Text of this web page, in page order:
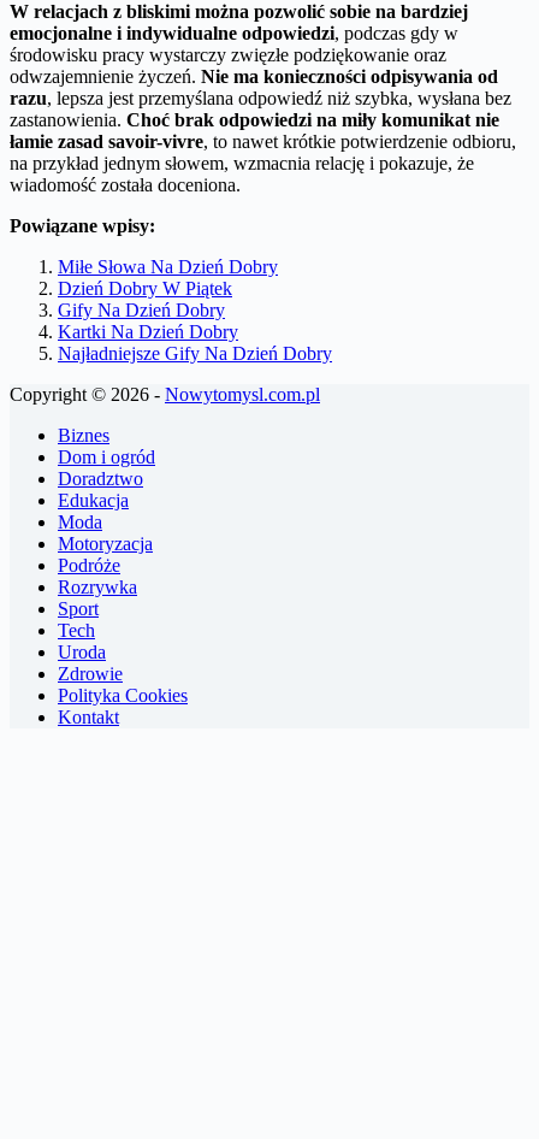
W relacjach z bliskimi można pozwolić sobie na bardziej
emocjonalne i indywidualne odpowiedzi, podczas gdy w
środowisku pracy wystarczy zwięzłe podziękowanie oraz
odwzajemnienie życzeń. Nie ma konieczności odpisywania od
razu, lepsza jest przemyślana odpowiedź niż szybka, wysłana bez
zastanowienia. Choć brak odpowiedzi na miły komunikat nie
łamie zasad savoir-vivre, to nawet krótkie potwierdzenie odbioru,
na przykład jednym słowem, wzmacnia relację i pokazuje, że
wiadomość została doceniona.
Powiązane wpisy:
Miłe Słowa Na Dzień Dobry
Dzień Dobry W Piątek
Gify Na Dzień Dobry
Kartki Na Dzień Dobry
Najładniejsze Gify Na Dzień Dobry
Copyright © 2026 - Nowytomysl.com.pl
Biznes
Dom i ogród
Doradztwo
Edukacja
Moda
Motoryzacja
Podróże
Rozrywka
Sport
Tech
Uroda
Zdrowie
Polityka Cookies
Kontakt